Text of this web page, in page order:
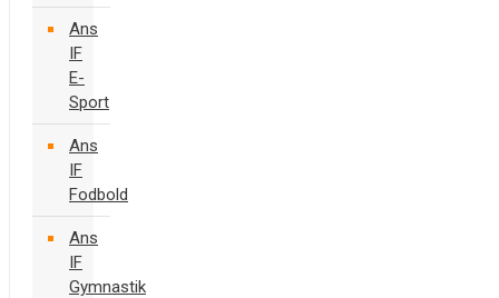
Ans
IF
E-
Sport
Ans
IF
Fodbold
Ans
IF
Gymnastik